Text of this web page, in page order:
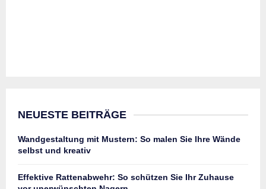
NEUESTE BEITRÄGE
Wandgestaltung mit Mustern: So malen Sie Ihre Wände
selbst und kreativ
Effektive Rattenabwehr: So schützen Sie Ihr Zuhause